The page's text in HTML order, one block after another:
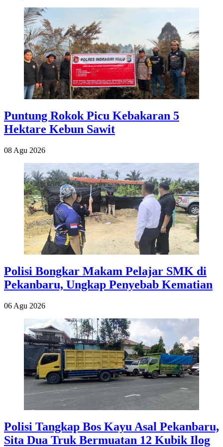
Puntung Rokok Picu Kebakaran 5
Hektare Kebun Sawit
08 Agu 2026
Polisi Bongkar Makam Pelajar SMK di
Pekanbaru, Ungkap Penyebab Kematian
06 Agu 2026
Polisi Tangkap Bos Kayu Asal Pekanbaru,
Sita Dua Truk Bermuatan 12 Kubik Ilog